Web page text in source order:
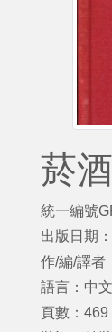
菸
統一編號
出版日期
作/編/譯者
語言：中文
頁數：469